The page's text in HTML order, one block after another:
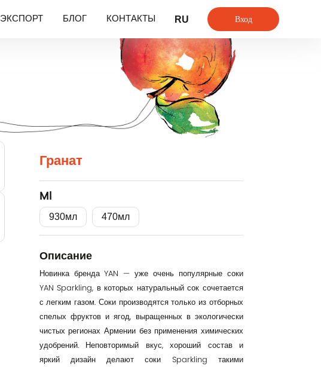
ЭКСПОРТ БЛОГ КОНТАКТЫ RU Вход
Гранат
Ml
930мл 470мл
Описание
Новинка бренда YAN — уже очень популярные соки
YAN Sparkling, в которых натуральный сок сочетается
с легким газом. Соки производятся только из отборных
спелых фруктов и ягод, выращенных в экологически
чистых регионах Армении без применения химических
удобрений. Неповторимый вкус, хороший состав и
яркий дизайн делают соки Sparkling такими